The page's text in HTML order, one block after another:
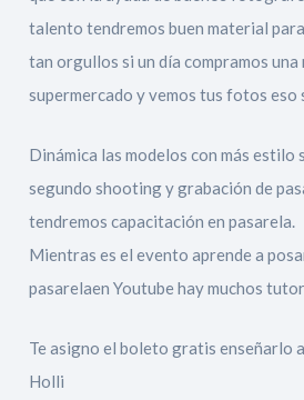
talento tendremos buen material
tan orgullos si un día compramos una
supermercado y vemos tus fotos eso
Dinámica las modelos con más estilo
segundo shooting y grabación de
tendremos capacitación en pasarela.
Mientras es el evento aprende a
pasarelaen Youtube hay muchos
Te asigno el boleto gratis enseñarlo
Holli